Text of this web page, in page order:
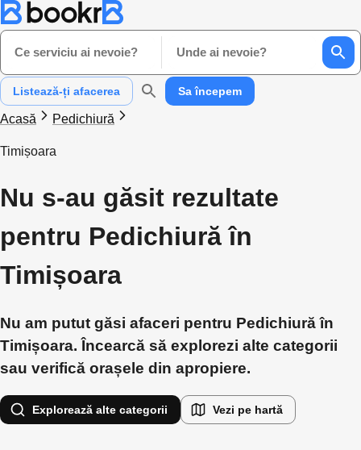
Ce serviciu ai nevoie? Unde ai nevoie?
Listează-ți afacerea Sa începem
Acasă Pedichiură
Timișoara
Nu s-au găsit rezultate
pentru Pedichiură în
Timișoara
Nu am putut găsi afaceri pentru Pedichiură în
Timișoara. Încearcă să explorezi alte categorii
sau verifică orașele din apropiere.
Explorează alte categorii Vezi pe hartă